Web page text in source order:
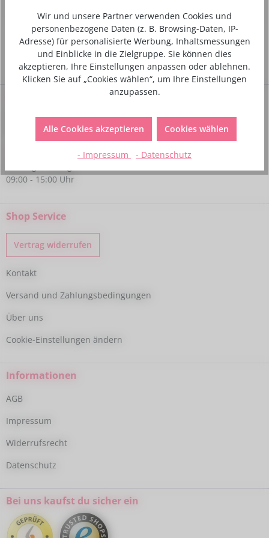
Bei Fragen kannst du uns gerne telefonisch unter folgender
Nummer kontaktieren:
+49 6233 770224
09:00 - 15:00 Uhr
Shop Service
Vertrag widerrufen
Kontakt
Versand und Zahlungsbedingungen
Über uns
Cookie-Einstellungen ändern
Informationen
AGB
Impressum
Widerrufsrecht
Datenschutz
Bei uns kaufst du sicher ein
Wir und unsere Partner verwenden Cookies und
personenbezogene Daten (z. B. Browsing-Daten, IP-
Adresse) für personalisierte Werbung, Inhaltsmessungen
und Einblicke in die Zielgruppe. Sie können dies
akzeptieren, Ihre Einstellungen anpassen oder ablehnen.
Klicken Sie auf „Cookies wählen“, um Ihre Einstellungen
anzupassen.
Alle Cookies akzeptieren Cookies wählen
- Impressum - Datenschutz